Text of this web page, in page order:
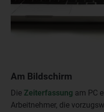
Am Bildschirm
Die Zeiterfassung am PC
Arbeitnehmer, die